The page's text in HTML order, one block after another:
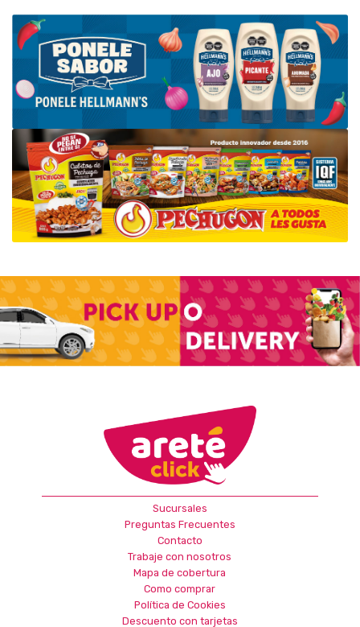
Sucursales
Preguntas Frecuentes
Contacto
Trabaje con nosotros
Mapa de cobertura
Como comprar
Política de Cookies
Descuento con tarjetas